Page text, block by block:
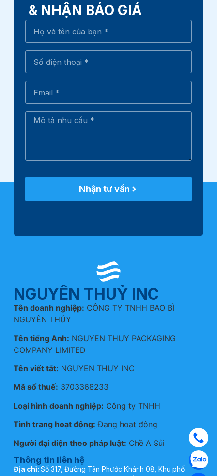
& NHẬN BÁO GIÁ
Nhận tư vấn
NGUYÊN THUỶ INC
Tên doanh nghiệp: CÔNG TY TNHH BAO BÌ
NGUYÊN THỦY
Tên tiếng Anh: NGUYEN THUY PACKAGING
COMPANY LIMITED
Tên viết tắt: NGUYEN THUY INC
Mã số thuế: 3703368233
Loại hình doanh nghiệp: Công ty TNHH
Tình trạng hoạt động: Đang hoạt động
Người đại diện theo pháp luật: Chề A Sủi
Thông tin liên hệ
Địa chỉ: Số 317, Đường Tân Phước Khánh 08, Khu phố